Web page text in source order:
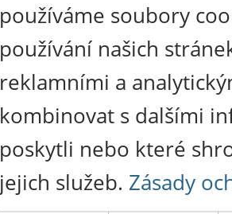
používáme soubory
používání našich
reklamními a
kombinovat s dalšími
poskytli nebo které
jejich služeb. Zásady